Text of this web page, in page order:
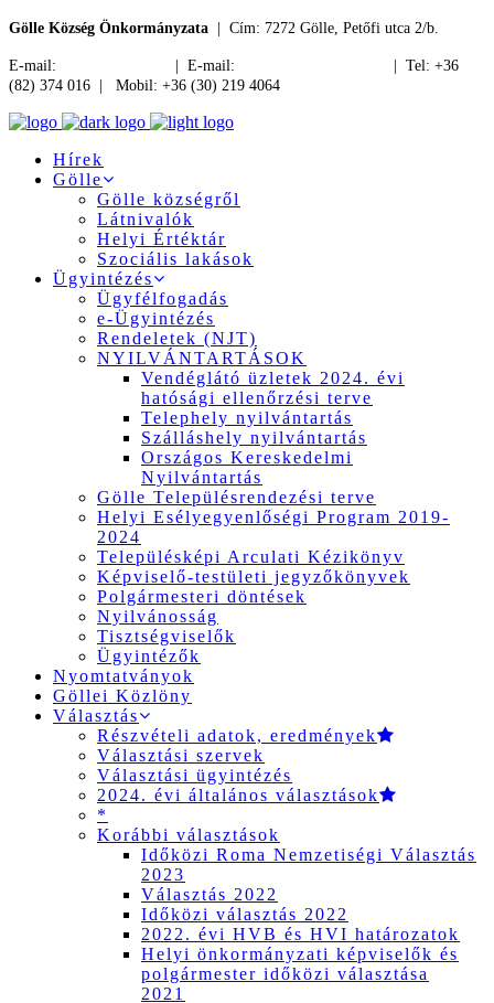
Gölle Község Önkormányzata | Cím: 7272 Gölle, Petőfi utca 2/b.
E-mail: | E-mail:
| Tel: +36
(82) 374 016 | Mobil: +36 (30) 219 4064
Hírek
Gölle
Gölle községről
Látnivalók
Helyi Értéktár
Szociális lakások
Ügyintézés
Ügyfélfogadás
e-Ügyintézés
Rendeletek (NJT)
NYILVÁNTARTÁSOK
Vendéglátó üzletek 2024. évi
hatósági ellenőrzési terve
Telephely nyilvántartás
Szálláshely nyilvántartás
Országos Kereskedelmi
Nyilvántartás
Gölle Településrendezési terve
Helyi Esélyegyenlőségi Program 2019-
2024
Településképi Arculati Kézikönyv
Képviselő-testületi jegyzőkönyvek
Polgármesteri döntések
Nyilvánosság
Tisztségviselők
Ügyintézők
Nyomtatványok
Göllei Közlöny
Választás
Részvételi adatok, eredmények
Választási szervek
Választási ügyintézés
2024. évi általános választások
*
Korábbi választások
Időközi Roma Nemzetiségi Választás
2023
Választás 2022
Időközi választás 2022
2022. évi HVB és HVI határozatok
Helyi önkormányzati képviselők és
polgármester időközi választása
2021